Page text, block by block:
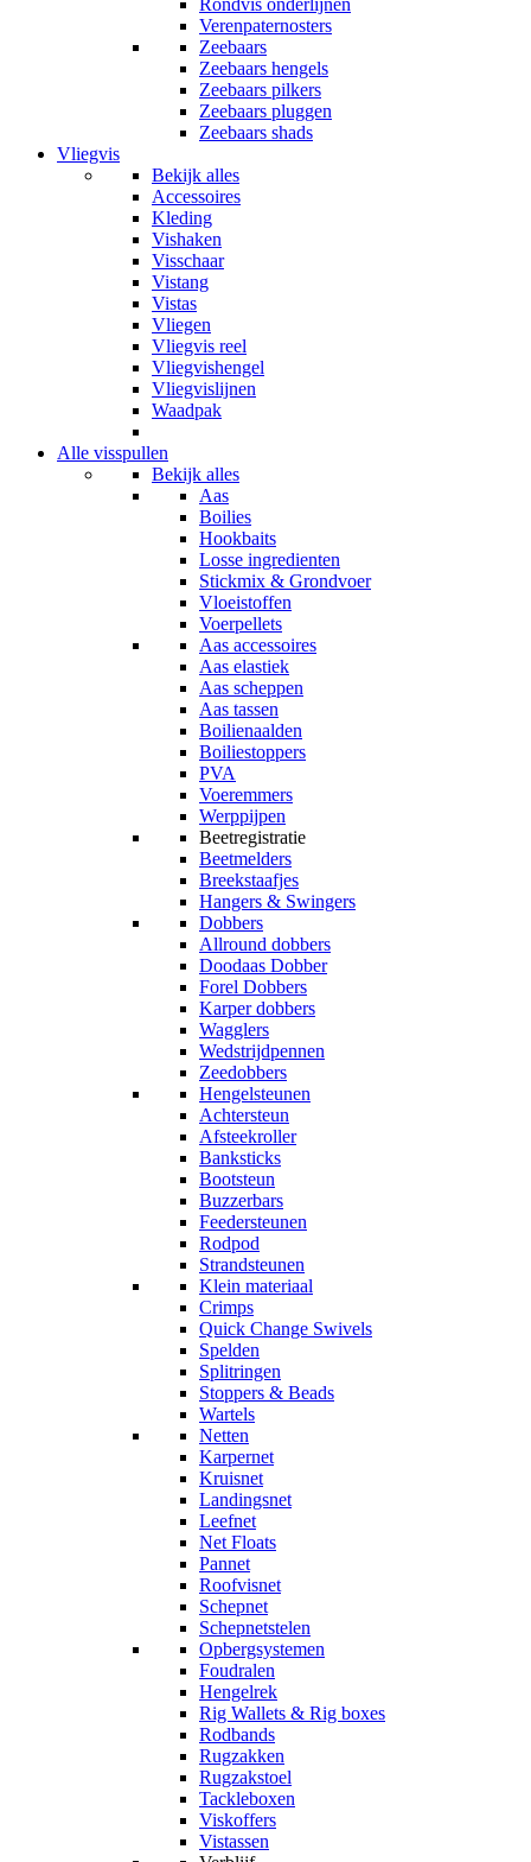
Rondvis onderlijnen
Verenpaternosters
Zeebaars
Zeebaars hengels
Zeebaars pilkers
Zeebaars pluggen
Zeebaars shads
Vliegvis
Bekijk alles
Accessoires
Kleding
Vishaken
Visschaar
Vistang
Vistas
Vliegen
Vliegvis reel
Vliegvishengel
Vliegvislijnen
Waadpak
Alle visspullen
Bekijk alles
Aas
Boilies
Hookbaits
Losse ingredienten
Stickmix & Grondvoer
Vloeistoffen
Voerpellets
Aas accessoires
Aas elastiek
Aas scheppen
Aas tassen
Boilienaalden
Boiliestoppers
PVA
Voeremmers
Werppijpen
Beetregistratie
Beetmelders
Breekstaafjes
Hangers & Swingers
Dobbers
Allround dobbers
Doodaas Dobber
Forel Dobbers
Karper dobbers
Wagglers
Wedstrijdpennen
Zeedobbers
Hengelsteunen
Achtersteun
Afsteekroller
Banksticks
Bootsteun
Buzzerbars
Feedersteunen
Rodpod
Strandsteunen
Klein materiaal
Crimps
Quick Change Swivels
Spelden
Splitringen
Stoppers & Beads
Wartels
Netten
Karpernet
Kruisnet
Landingsnet
Leefnet
Net Floats
Pannet
Roofvisnet
Schepnet
Schepnetstelen
Opbergsystemen
Foudralen
Hengelrek
Rig Wallets & Rig boxes
Rodbands
Rugzakken
Rugzakstoel
Tackleboxen
Viskoffers
Vistassen